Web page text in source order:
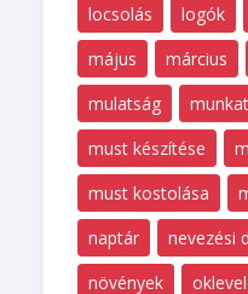
locsolás
logók
május
március
mulatság
must készítése
must kostolása
naptár
nevezési
növények